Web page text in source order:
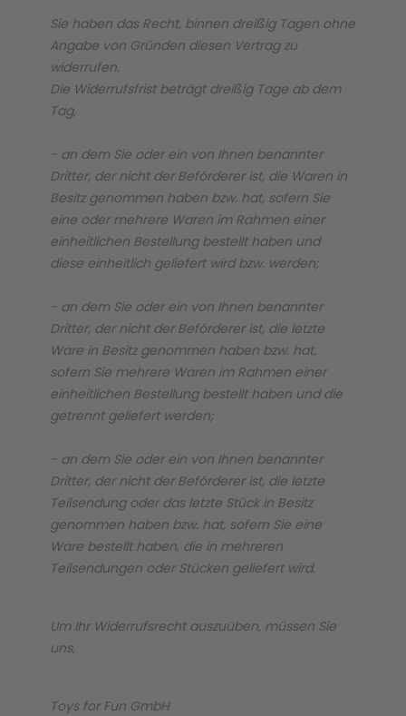
Gesundheit & Pflege
Sicherheit
Kinder- & Jugendbücher
Krimi / Thriller
Liebesromane
Sachbücher / Wissen
Kreativ Spielwaren
Kuscheltiere
Puppen & Puppenzubehör
Puzzle & Legespiele
Elektronische Spielwaren
Kreativ
Malen & Zeichnen
Creator
DC Comics™ Super Heroes
Disney
DUPLO®
Jurassic World™
Harry Potter™
Marvel™ Super Heroes
Minecraft™
Minifiguren
NINJAGO®
City Life
Country
Fairies
Family Fun
Fun Stars
Heroes
Knights
NOVELMORE
Sports Action
Sie haben das Recht, binnen dreißig Tagen ohne
Angabe von Gründen diesen Vertrag zu
widerrufen.
Die Widerrufsfrist beträgt dreißig Tage ab dem
Tag,
- an dem Sie oder ein von Ihnen benannter
Dritter, der nicht der Beförderer ist, die Waren in
Besitz genommen haben bzw. hat, sofern Sie
eine oder mehrere Waren im Rahmen einer
einheitlichen Bestellung bestellt haben und
diese einheitlich geliefert wird bzw. werden;
- an dem Sie oder ein von Ihnen benannter
Dritter, der nicht der Beförderer ist, die letzte
Ware in Besitz genommen haben bzw. hat,
sofern Sie mehrere Waren im Rahmen einer
einheitlichen Bestellung bestellt haben und die
getrennt geliefert werden;
- an dem Sie oder ein von Ihnen benannter
Dritter, der nicht der Beförderer ist, die letzte
Teilsendung oder das letzte Stück in Besitz
genommen haben bzw. hat, sofern Sie eine
Ware bestellt haben, die in mehreren
Teilsendungen oder Stücken geliefert wird.
Um Ihr Widerrufsrecht auszuüben, müssen Sie
uns,
Toys for Fun GmbH